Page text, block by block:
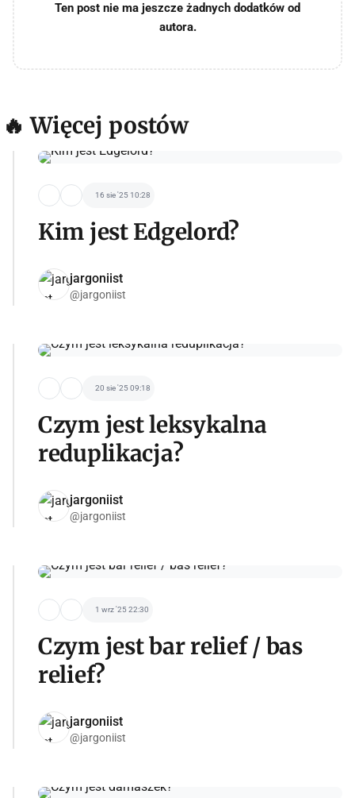
Ten post nie ma jeszcze żadnych dodatków od
autora.
🔥 Więcej postów
16 sie '25 10:28
Kim jest Edgelord?
jargoniist
@jargoniist
20 sie '25 09:18
Czym jest leksykalna
reduplikacja?
jargoniist
@jargoniist
1 wrz '25 22:30
Czym jest bar relief / bas
relief?
jargoniist
@jargoniist